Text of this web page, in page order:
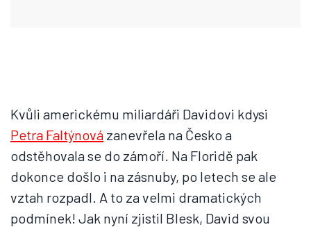
Kvůli americkému miliardáři Davidovi kdysi
Petra Faltýnová zanevřela na Česko a
odstěhovala se do zámoří. Na Floridě pak
dokonce došlo i na zásnuby, po letech se ale
vztah rozpadl. A to za velmi dramatických
podmínek! Jak nyní zjistil Blesk, David svou